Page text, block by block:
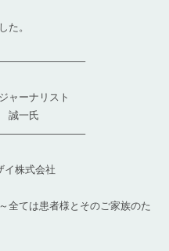
た。
ナリスト
一氏
式会社
全ては患者様とそのご家族のた